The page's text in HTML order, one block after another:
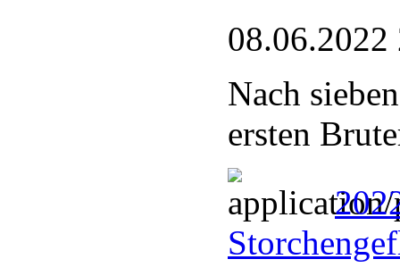
08.06.2022
Nach
ersten